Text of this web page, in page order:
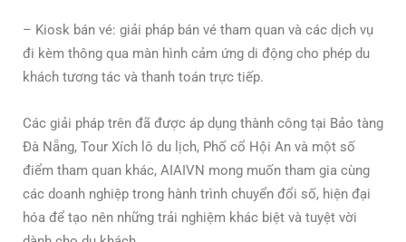
– Kiosk bán vé: giải pháp bán vé tham quan và các dịch vụ
đi kèm thông qua màn hình cảm ứng di động cho phép du
khách tương tác và thanh toán trực tiếp.
Các giải pháp trên đã được áp dụng thành công tại Bảo tàng
Đà Nẵng, Tour Xích lô du lịch, Phố cổ Hội An và một số
điểm tham quan khác, AIAIVN mong muốn tham gia cùng
các doanh nghiệp trong hành trình chuyển đổi số, hiện đại
hóa để tạo nên những trải nghiệm khác biệt và tuyệt vời